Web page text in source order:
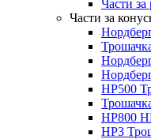
Части
Части за
HP500
HP800
HP3